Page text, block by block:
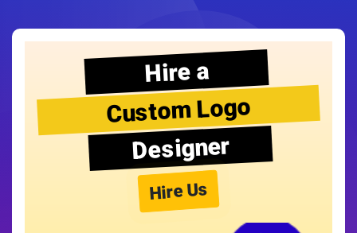
Hire a
Custom Logo
Designer
Hire Us